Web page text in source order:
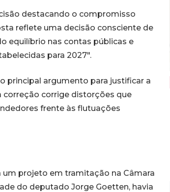
destacando o compromisso
reflete uma decisão consciente de
equilíbrio nas contas públicas e
para 2027".
principal argumento para justificar a
correção corrige distorções que
frente às flutuações
projeto em tramitação na Câmara
do deputado Jorge Goetten, havia